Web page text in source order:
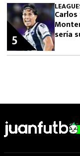
sería
5